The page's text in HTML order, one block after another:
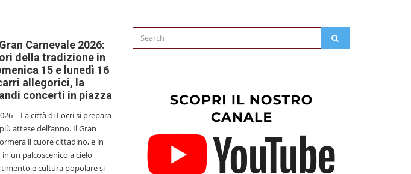
Carnevale 2026:
della tradizione in
15 e lunedì 16
allegorici, la
concerti in piazza
– La città di Locri si prepara
attese dell’anno. Il Gran
il cuore cittadino, e in
un palcoscenico a cielo
e cultura popolare si
Search
for: